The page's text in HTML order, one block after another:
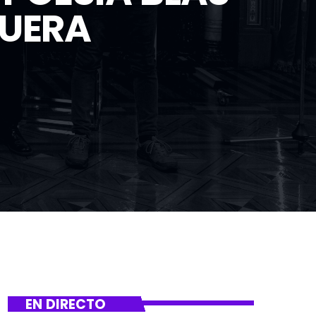
EN DIRECTO